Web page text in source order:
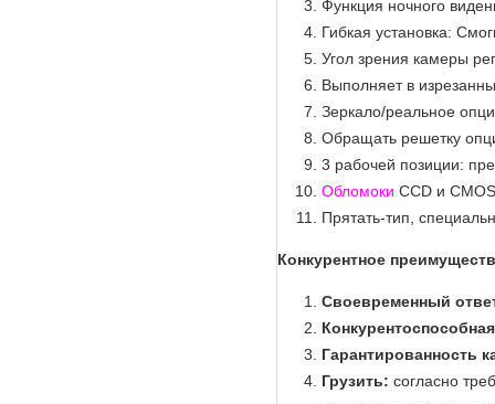
Функция ночного
Гибкая установка:
Угол зрения камеры
Выполняет в
Зеркало/реальное
Обращать решетку
3 рабочей позиции:
Обломоки CCD и
Прятать-тип,
Конкурентное
Своевременный
Гарантированность
Грузить: согласно